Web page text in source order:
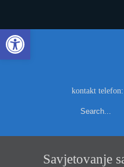
Open toolbar
kontakt
Savjetovanje